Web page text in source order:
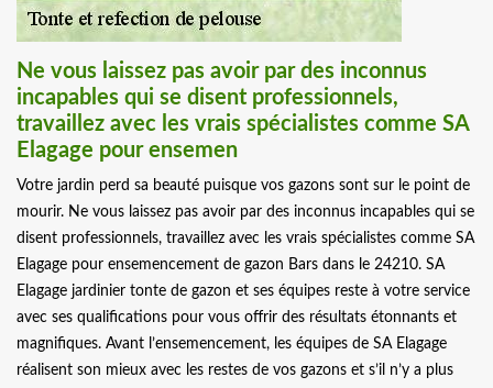
Ne vous laissez pas avoir par des inconnus
incapables qui se disent professionnels,
travaillez avec les vrais spécialistes comme SA
Elagage pour ensemen
Votre jardin perd sa beauté puisque vos gazons sont sur le point de
mourir. Ne vous laissez pas avoir par des inconnus incapables qui se
disent professionnels, travaillez avec les vrais spécialistes comme SA
Elagage pour ensemencement de gazon Bars dans le 24210. SA
Elagage jardinier tonte de gazon et ses équipes reste à votre service
avec ses qualifications pour vous offrir des résultats étonnants et
magnifiques. Avant l’ensemencement, les équipes de SA Elagage
réalisent son mieux avec les restes de vos gazons et s’il n’y a plus